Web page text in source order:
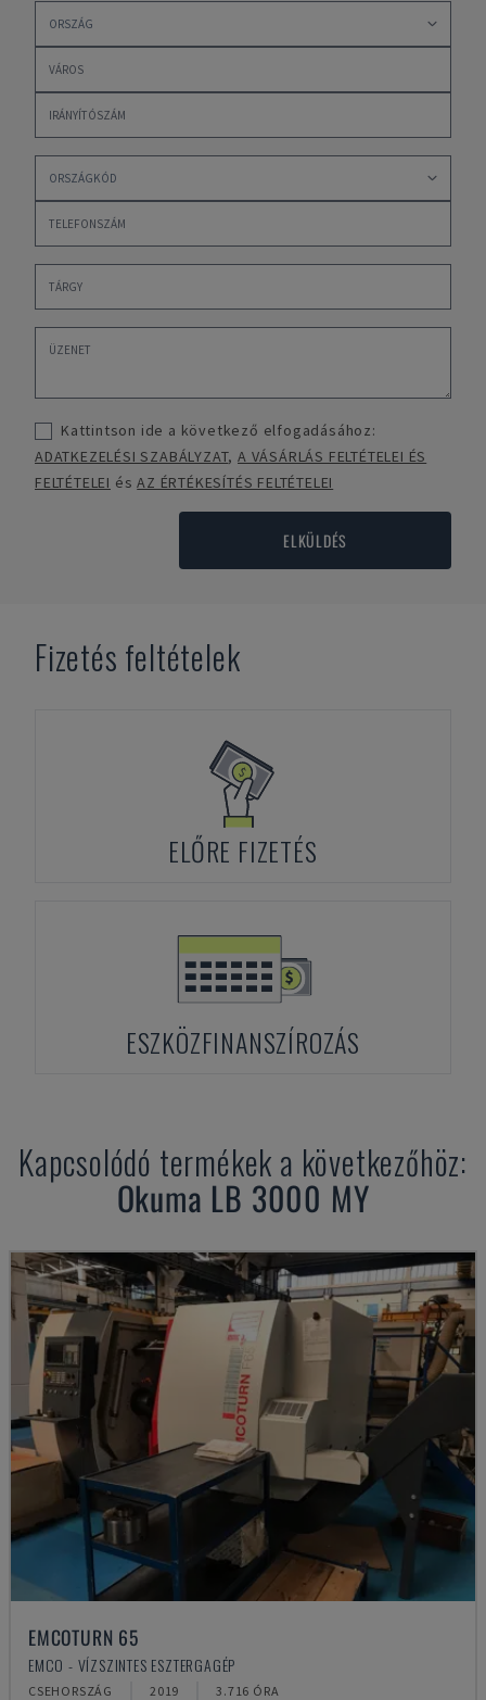
Kattintson ide a következő elfogadásához:
ADATKEZELÉSI SZABÁLYZAT,A VÁSÁRLÁS FELTÉTELEI ÉS
FELTÉTELEI ésAZ ÉRTÉKESÍTÉS FELTÉTELEI
ELKÜLDÉS
Fizetés feltételek
ELŐRE FIZETÉS
ESZKÖZFINANSZÍROZÁS
Kapcsolódó termékek a következőhöz:
Okuma LB 3000 MY
EMCOTURN 65
EMCO - VÍZSZINTES ESZTERGAGÉP
CSEHORSZÁG 2019 3.716 ÓRA